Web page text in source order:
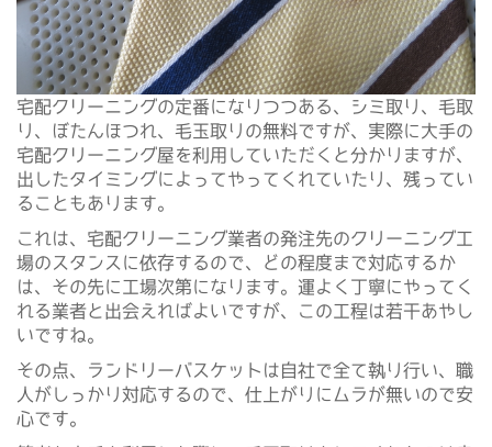
宅配クリーニングの定番になりつつある、シミ取り、毛取
り、ぼたんほつれ、毛玉取りの無料ですが、実際に大手の
宅配クリーニング屋を利用していただくと分かりますが、
出したタイミングによってやってくれていたり、残ってい
ることもあります。
これは、宅配クリーニング業者の発注先のクリーニング工
場のスタンスに依存するので、どの程度まで対応するか
は、その先に工場次第になります。運よく丁寧にやってく
れる業者と出会えればよいですが、この工程は若干あやし
いですね。
その点、ランドリーバスケットは自社で全て執り行い、職
人がしっかり対応するので、仕上がりにムラが無いので安
心です。